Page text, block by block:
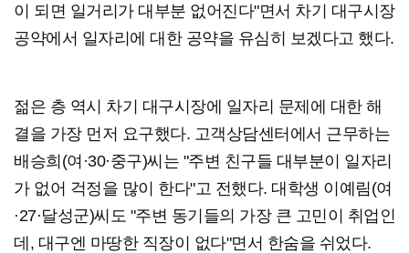
이 되면 일거리가 대부분 없어진다"면서 차기 대구시장
공약에서 일자리에 대한 공약을 유심히 보겠다고 했다.
젊은 층 역시 차기 대구시장에 일자리 문제에 대한 해
결을 가장 먼저 요구했다. 고객상담센터에서 근무하는
배승희(여·30·중구)씨는 "주변 친구들 대부분이 일자리
가 없어 걱정을 많이 한다"고 전했다. 대학생 이예림(여
·27·달성군)씨도 "주변 동기들의 가장 큰 고민이 취업인
데, 대구엔 마땅한 직장이 없다"면서 한숨을 쉬었다.